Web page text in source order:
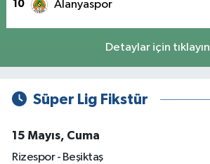
10 Alanyaspor
Detaylar için tıklayın
Süper Lig Fikstür
15 Mayıs, Cuma
Rizespor - Beşiktaş